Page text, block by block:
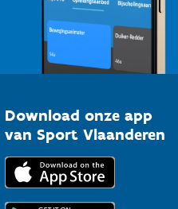
Download onze app
van Sport Vlaanderen